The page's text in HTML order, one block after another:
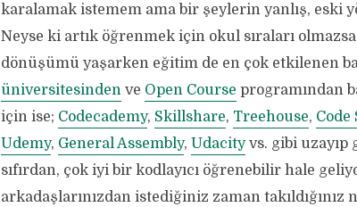
karalamak istemem ama bir şeylerin yanlış, eski
Neyse ki artık öğrenmek için okul sıraları
dönüşümü yaşarken eğitim de en çok etkilenen
üniversitesinden ve Open Course programından
için ise; Codecademy, Skillshare, Treehouse, Code
Udemy, General Assembly, Udacityvs. gibi uzayıp
sıfırdan, çok iyi bir kodlayıcı öğrenebilir hale
arkadaşlarınızdan istediğiniz zaman